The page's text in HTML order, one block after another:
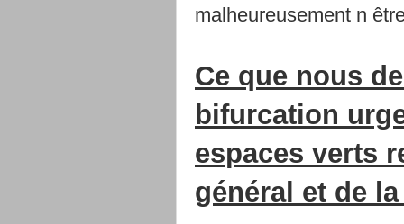
malheureusement n
Ce que nous
bifurcation
espaces verts
général et de